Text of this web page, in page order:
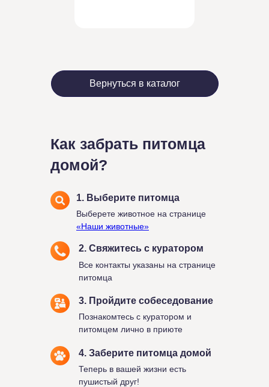
Вернуться в каталог
Как забрать питомца
домой?
1. Выберите питомца
Выберете животное на странице
«Наши животные»
2. Свяжитесь с куратором
Все контакты указаны на странице
питомца
3. Пройдите собеседование
Познакомтесь с куратором и
питомцем лично в приюте
4. Заберите питомца домой
Теперь в вашей жизни есть
пушистый друг!